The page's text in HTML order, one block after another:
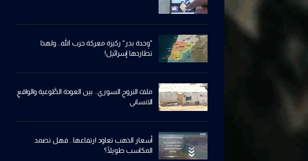
"وِحدة بدر" ركيزة معركة حزب الله.. ولهذا
تطاردها إسرائيل!
ملفّ النزوحِ السوري.. بين العودة الطَّوعية والواقعِ
الانساني
أسعار الذهب تعاود ارتفاعها.. فهل تصمد
المكاسب طويلًا؟